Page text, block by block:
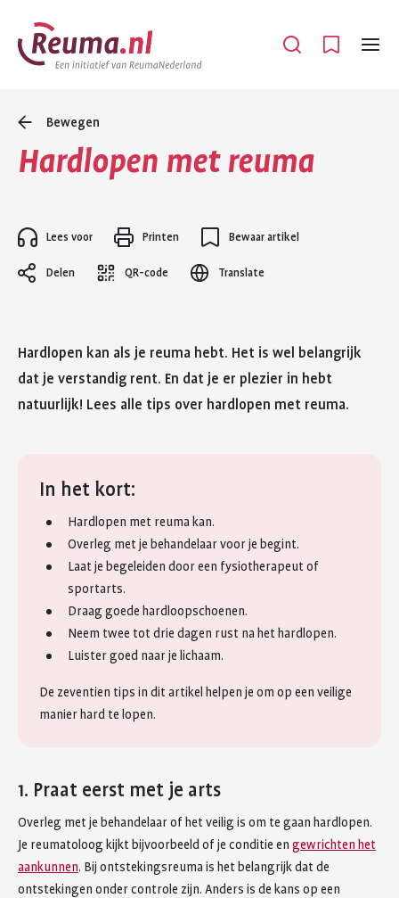
Spring
naar
hoofdinhoud
Spring
naar
footer
Open
Menu
Bewegen
Hardlopen met reuma
Lees voor Printen Bewaar artikel
Delen QR-code Translate
Hardlopen kan als je reuma hebt. Het is wel belangrijk
dat je verstandig rent. En dat je er plezier in hebt
In het kort:
Hardlopen met reuma kan.
Overleg met je behandelaar voor je begint.
Laat je begeleiden door een fysiotherapeut of
sportarts.
Draag goede hardloopschoenen.
Neem twee tot drie dagen rust na het hardlopen.
Luister goed naar je lichaam.
De zeventien tips in dit artikel helpen je om op een veilige
manier hard te lopen.
1. Praat eerst met je arts
Overleg met je behandelaar of het veilig is om te gaan hardlopen.
Je reumatoloog kijkt bijvoorbeeld of je conditie en gewrichten het
aankunnen. Bij ontstekingsreuma is het belangrijk dat de
ontstekingen onder controle zijn. Anders is de kans op een